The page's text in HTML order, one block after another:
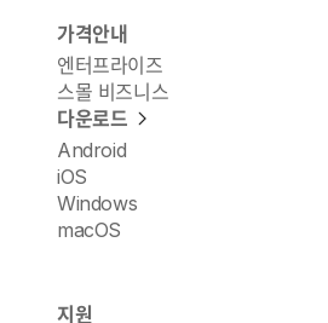
가격안내
엔터프라이즈
스몰 비즈니스
다운로드
Android
iOS
Windows
macOS
지원